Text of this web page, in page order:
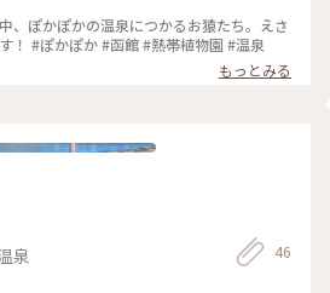
、ぽかぽかの温泉につかるお猿たち。えさ
やりも体験できます！ #ぽかぽか #函館 #熱帯植物園 #温泉
もっとみる
泉 46